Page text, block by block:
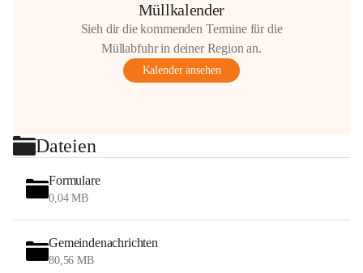
Müllkalender
Sieh dir die kommenden Termine für die
Müllabfuhr in deiner Region an.
Kalender ansehen
Dateien
Formulare
0,04 MB
Gemeindenachrichten
80,56 MB